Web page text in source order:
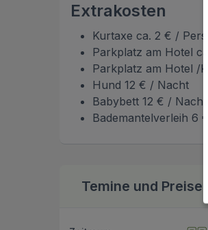
Extrakosten
Kurtaxe ca. 2 € /
Parkplatz am Hotel
Parkplatz am Hotel /
Hund 12 € / Nacht
Babybett 12 € / Nacht
Bademantelverleih 6
Temine und Preise